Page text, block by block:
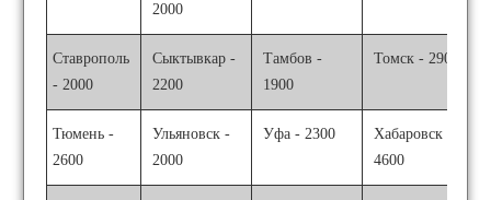
2000
Ставрополь
- 2000
Сыктывкар -
2200
Тамбов -
1900
Томск - 2900
Тюмень -
2600
Ульяновск -
2000
Уфа - 2300
Хабаровск -
4600